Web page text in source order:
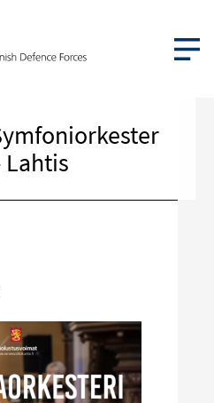
ÖPPNA
Lahtis
media